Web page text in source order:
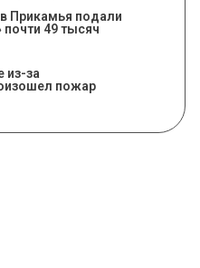
Прикамья подали
почти 49 тысяч
из-за
пожар